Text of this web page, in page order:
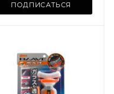
ПОДПИСАТЬСЯ